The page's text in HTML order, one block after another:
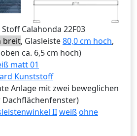
Stoff Calahonda 22F03
breit, Glasleiste80,0 cm hoch,
ca. 6,5 cm hoch)
matt 01
Kunststoff
Anlage mit zwei beweglichen
IIweißohne